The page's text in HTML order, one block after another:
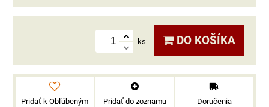
ks DO KOŠÍKA
Pridať k Obľúbeným Pridať do zoznamu Doručenia